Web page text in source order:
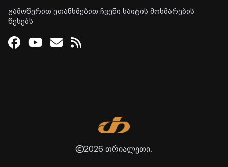
გამოწერით ეთანხმებით ჩვენი საიტის მოხმარების
წესებს
Facebook
Youtube
Email
RSS
2026 თრიალეთი.